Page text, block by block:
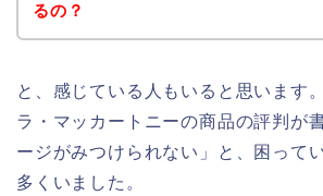
るの？
と、感じている人もいると思います
ラ・マッカートニーの商品の評判が
ージがみつけられない」と、困って
多くいました。